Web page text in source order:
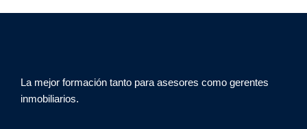
La mejor formación tanto para asesores como gerentes
inmobiliarios.